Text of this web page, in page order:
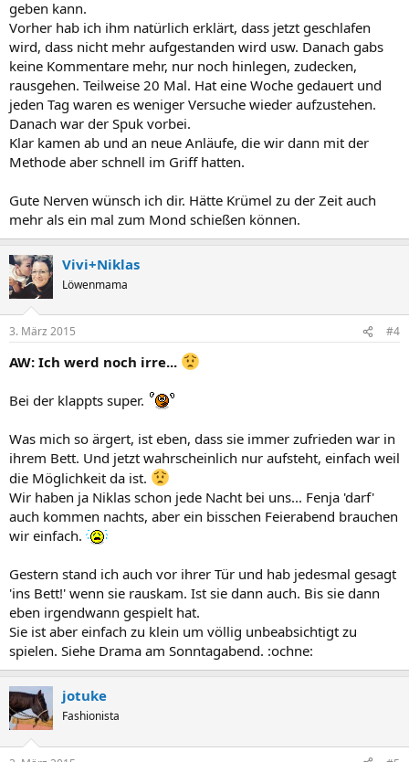
geben kann.
Vorher hab ich ihm natürlich erklärt, dass jetzt geschlafen
wird, dass nicht mehr aufgestanden wird usw. Danach gabs
keine Kommentare mehr, nur noch hinlegen, zudecken,
rausgehen. Teilweise 20 Mal. Hat eine Woche gedauert und
jeden Tag waren es weniger Versuche wieder aufzustehen.
Danach war der Spuk vorbei.
Klar kamen ab und an neue Anläufe, die wir dann mit der
Methode aber schnell im Griff hatten.
Gute Nerven wünsch ich dir. Hätte Krümel zu der Zeit auch
mehr als ein mal zum Mond schießen können.
Vivi+Niklas
Löwenmama
3. März 2015 #4
AW: Ich werd noch irre...
Bei der klappts super.
Was mich so ärgert, ist eben, dass sie immer zufrieden war in
ihrem Bett. Und jetzt wahrscheinlich nur aufsteht, einfach weil
die Möglichkeit da ist.
Wir haben ja Niklas schon jede Nacht bei uns... Fenja 'darf'
auch kommen nachts, aber ein bisschen Feierabend brauchen
wir einfach.
Gestern stand ich auch vor ihrer Tür und hab jedesmal gesagt
'ins Bett!' wenn sie rauskam. Ist sie dann auch. Bis sie dann
eben irgendwann gespielt hat.
Sie ist aber einfach zu klein um völlig unbeabsichtigt zu
spielen. Siehe Drama am Sonntagabend. :ochne:
jotuke
Fashionista